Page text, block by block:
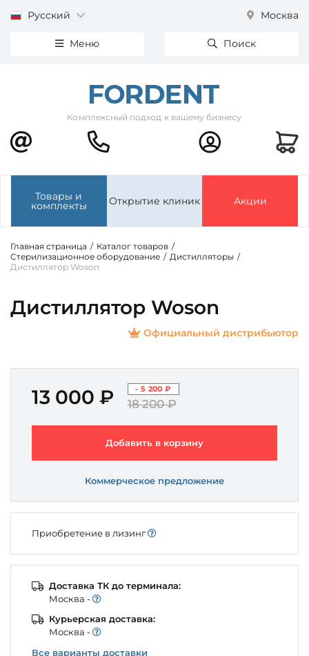
Русский Москва
Меню Поиск
Комплексный подход к вашему бизнесу
Товары и
комплекты Открытие клиник Акции
Главная страница / Каталог товаров /
Стерилизационное оборудование / Дистилляторы /
Дистиллятор Woson
Дистиллятор Woson
Официальный дистрибьютор
13 000 ₽ - 5 200 ₽
18 200 ₽
Добавить в корзину
Коммерческое предложение
Приобретение в лизинг
Доставка ТК до терминала:
Моcква -
Курьерская доставка:
Моcква -
Все варианты доставки